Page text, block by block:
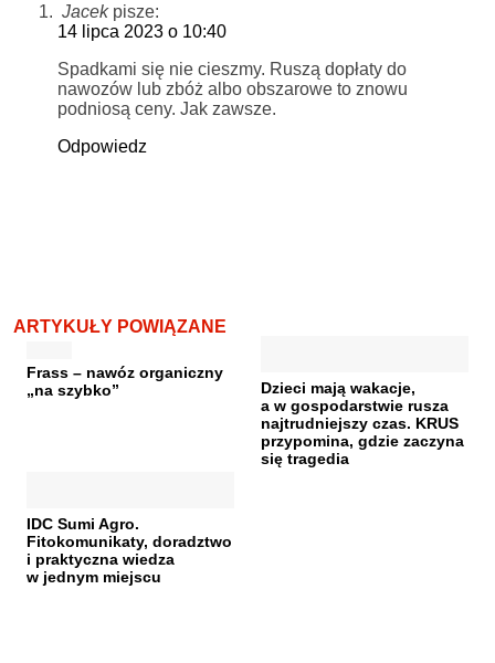
Jacek pisze:
14 lipca 2023 o 10:40
Spadkami się nie cieszmy. Ruszą dopłaty do
nawozów lub zbóż albo obszarowe to znowu
podniosą ceny. Jak zawsze.
Odpowiedz
ARTYKUŁY POWIĄZANE
Frass – nawóz organiczny
„na szybko”
Dzieci mają wakacje,
a w gospodarstwie rusza
najtrudniejszy czas. KRUS
przypomina, gdzie zaczyna
się tragedia
IDC Sumi Agro.
Fitokomunikaty, doradztwo
i praktyczna wiedza
w jednym miejscu